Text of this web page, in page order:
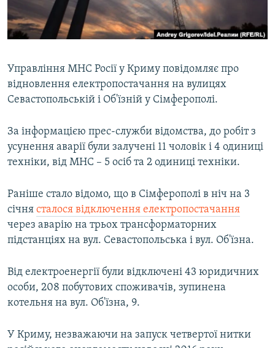
СВІДЧЕННЯ ОКУПАЦІЇ
УКРАЇНСЬКА ПРОБЛЕМА КРИМУ
Qırımtatar
Управління МНС Росії у Криму повідомляє про
відновлення електропостачання на вулицях
Севастопольській і Об'їзній у Сімферополі.
За інформацією прес-служби відомства, до робіт з
усунення аварії були залучені 11 чоловік і 4 одиниці
техніки, від МНС – 5 осіб та 2 одиниці техніки.
Раніше стало відомо, що в Сімферополі в ніч на 3
січня сталося відключення електропостачання
через аварію на трьох трансформаторних
підстанціях на вул. Севастопольська і вул. Об'їзна.
Від електроенергії були відключені 43 юридичних
особи, 208 побутових споживачів, зупинена
котельня на вул. Об'їзна, 9.
У Криму, незважаючи на запуск четвертої нитки